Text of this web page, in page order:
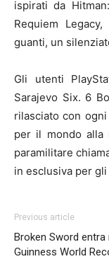
ispirati da
Requiem
guanti, un
Gli utenti
Sarajevo Six. 6
rilasciato con
per il mondo alla
paramilitare
in esclusiva per
Previous article
Broken Sword entra
Guinness World